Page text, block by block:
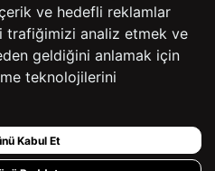
ve hedefli reklamlar
trafiğimizi analiz etmek ve
geldiğini anlamak için
teknolojilerini
Kabul Et